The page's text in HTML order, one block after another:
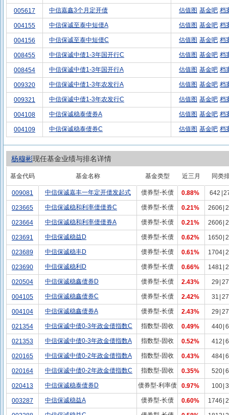
005617 中信嘉鑫3个月定开债 估值图 基金吧 档
004155 中信保诚至泰中短债A 估值图 基金吧 档
004156 中信保诚至泰中短债C 估值图 基金吧 档
008455 中信保诚中债1-3年国开行C 估值图 基金吧 档
008454 中信保诚中债1-3年国开行A 估值图 基金吧 档
009320 中信保诚中债1-3年农发行A 估值图 基金吧 档
009321 中信保诚中债1-3年农发行C 估值图 基金吧 档
004108 中信保诚稳泰债券A 估值图 基金吧 档
004109 中信保诚稳泰债券C 估值图 基金吧 档
杨穆彬现任基金业绩与排名详情
基金代码 基金名称 基金类型 近三月 同类
009081 中信保诚嘉丰一年定开债发起式 债券型-长债 0.88% 642
023665 中信保诚稳和利率债债券C 债券型-长债 0.21% 2606
023664 中信保诚稳和利率债债券A 债券型-长债 0.21% 2606
023691 中信保诚稳益D 债券型-长债 0.62% 1650
023689 中信保诚稳丰D 债券型-长债 0.61% 1704
023690 中信保诚稳利D 债券型-长债 0.66% 1481
020504 中信保诚稳鑫债券D 债券型-长债 2.43% 29
004105 中信保诚稳鑫债券C 债券型-长债 2.42% 31
004104 中信保诚稳鑫债券A 债券型-长债 2.43% 29
021354 中信保诚中债0-3年政金债指数C 指数型-固收 0.49% 440
021353 中信保诚中债0-3年政金债指数A 指数型-固收 0.52% 412
020165 中信保诚中债0-2年政金债指数A 指数型-固收 0.43% 484
020164 中信保诚中债0-2年政金债指数C 指数型-固收 0.35% 520
020413 中信保诚稳泰债券D 债券型-利率债 0.97% 100
003287 中信保诚稳益A 债券型-长债 0.60% 1746